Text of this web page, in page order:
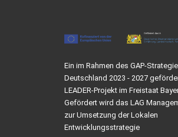
Ein im Rahmen des GAP-
Deutschland 2023 - 2027
LEADER-Projekt im Freistaat
Gefördert wird das LAG
zur Umsetzung der Lokalen
Entwicklungsstrategie